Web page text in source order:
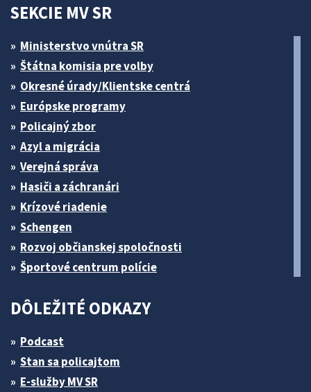
SEKCIE MV SR
Ministerstvo vnútra SR
Štátna komisia pre volby
Okresné úrady/Klientske centrá
Európske programy
Policajný zbor
Azyl a migrácia
Verejná správa
Hasiči a záchranári
Krízové riadenie
Schengen
Rozvoj občianskej spoločnosti
Športové centrum polície
DÔLEŽITÉ ODKAZY
Podcast
Stan sa policajtom
E-služby MV SR